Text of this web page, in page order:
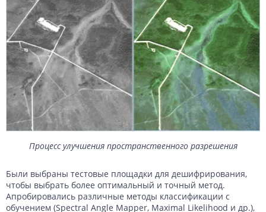
Процесс улучшения пространственного разрешения
Были выбраны тестовые площадки для дешифрирования,
чтобы выбрать более оптимальный и точный метод.
Апробировались различные методы классификации с
обучением (Spectral Angle Mapper, Maximal Likelihood и др.),